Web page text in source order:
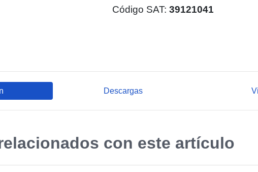
Código SAT: 39121041
Descargas
con este artículo